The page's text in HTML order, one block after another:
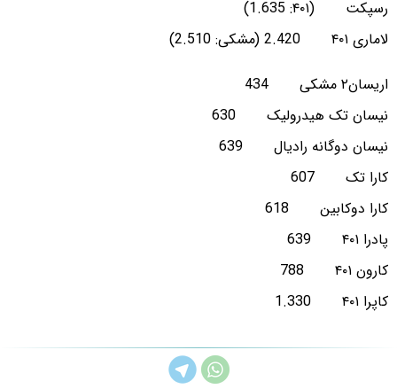
رسپکت (۴۰۱: 1.635)
لاماری ۴۰۱ 2.420 (مشکی: 2.510)
اریسان۲ مشکی 434
نیسان تک هیدرولیک 630
نیسان دوگانه رادیال 639
کارا تک 607
کارا دوکابین 618
پادرا ۴۰۱ 639
کارون ۴۰۱ 788
کاپرا ۴۰۱ 1.330